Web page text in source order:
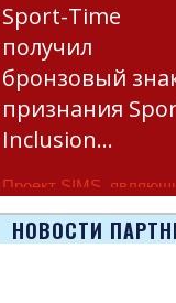
Sport-Time
получил
бронзовый
признания
Inclusion…
Проект SIMS,
частью программы
Erasmus+ Европейско
НОВОСТИ